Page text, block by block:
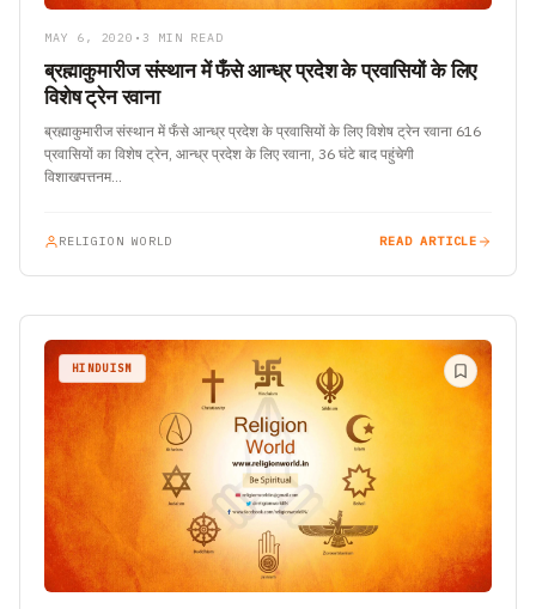
MAY 6, 2020 • 3 MIN READ
ब्रह्माकुमारीज संस्थान में फँसे आन्ध्र प्रदेश के प्रवासियों के लिए
विशेष ट्रेन रवाना
ब्रह्माकुमारीज संस्थान में फँसे आन्ध्र प्रदेश के प्रवासियों के लिए विशेष ट्रेन रवाना 616
प्रवासियों का विशेष ट्रेन, आन्ध्र प्रदेश के लिए रवाना, 36 घंटे बाद पहुंचेगी
विशाखपत्तनम…
RELIGION WORLD READ ARTICLE
HINDUISM